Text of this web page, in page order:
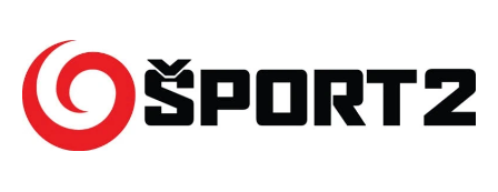
VEREJNÉ VYSIELANIE MS 2026